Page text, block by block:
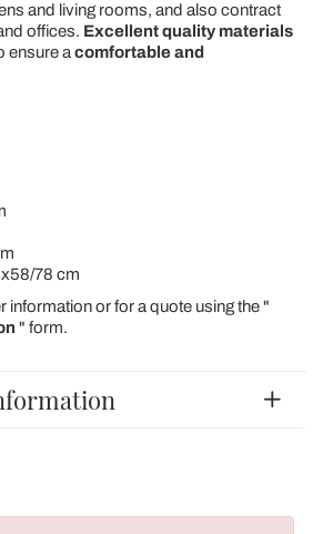
and living rooms, and also contract
offices. Excellent quality materials
ensure a comfortable and
78 cm
information or for a quote using the "
" form.